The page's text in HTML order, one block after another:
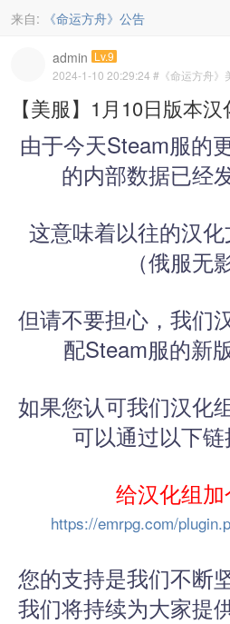
来自: 《命运方舟》公告
admin Lv.9
2024-1-10 20:29:24 #《命运方舟》
【美服】1月10日版本
由于今天Steam服的
的内部数据已经
这意味着以往的汉
（俄服无
但请不要担心，我们
配Steam服的新
如果您认可我们汉化
可以通过以下
给汉化组
https://emrpg.com/
您的支持是我们不断
我们将持续为大家提